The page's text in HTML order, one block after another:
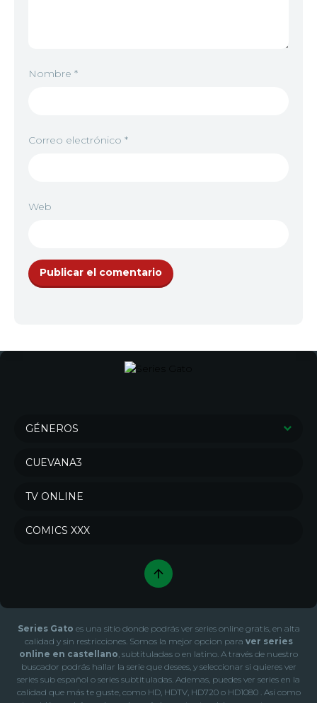
Nombre *
Correo electrónico *
Web
GÉNEROS
Action & Adventure
Series de Familia
Series de Música Series de Novela
Series de Talk Series de Kids
CUEVANA3
TV ONLINE
COMICS XXX
Series Gato es una sitio donde podrás ver series online gratis, en alta
calidad y sin restricciones. Somos la mejor opcion para ver series
online en castellano, subtituladas o en latino. A través de nuestro
buscador podrás hallar la serie que desees, y seleccionar si quieres ver
series sub español o series subtituladas. Ademas, puedes ver series en la
calidad que más te guste, como HD, HDTV, HD720 o HD1080 . Así como